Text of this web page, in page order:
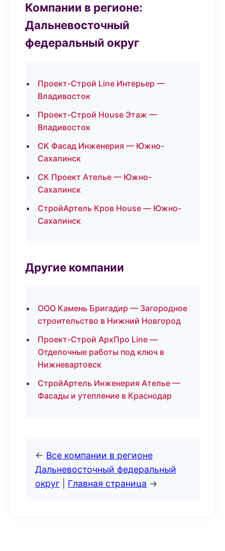
Компании в регионе:
Дальневосточный
федеральный округ
Проект-Строй Line Интерьер —
Владивосток
Проект-Строй House Этаж —
Владивосток
СК Фасад Инженерия — Южно-
Сахалинск
СК Проект Ателье — Южно-
Сахалинск
СтройАртель Кров House — Южно-
Сахалинск
Другие компании
ООО Камень Бригадир — Загородное
строительство в Нижний Новгород
Проект-Строй АрхПро Line —
Отделочные работы под ключ в
Нижневартовск
СтройАртель Инженерия Ателье —
Фасады и утепление в Краснодар
← Все компании в регионе
Дальневосточный федеральный
округ
Главная страница →